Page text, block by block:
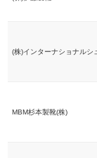
(株)インターナショナルシ
MBM杉本製靴(株)